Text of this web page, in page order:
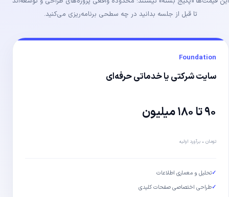
تا قبل از جلسه بدانید در چه سطحی برنامه‌ریزی می‌کنید.
Foundation
سایت شرکتی یا خدماتی حرفه‌ای
۹۰ تا ۱۸۰ میلیون
تومان • برآورد اولیه
✓تحلیل و معماری اطلاعات
✓طراحی اختصاصی صفحات کلیدی